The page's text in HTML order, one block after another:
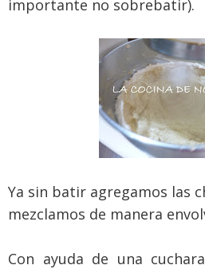
importante no sobrebatir).
Ya sin batir agregamos las
mezclamos de manera
Con ayuda de una